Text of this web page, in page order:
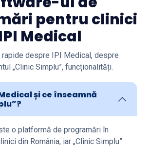
pentru clinici
Medical
rapide despre IPI Medical, despre
„Clinic Simplu”, funcționalități.
și ce înseamnă
o platformă de programări în
din România, iar „Clinic Simplu”